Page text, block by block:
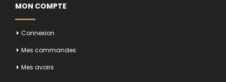
MON COMPTE
Connexion
Mes commandes
Mes avoirs